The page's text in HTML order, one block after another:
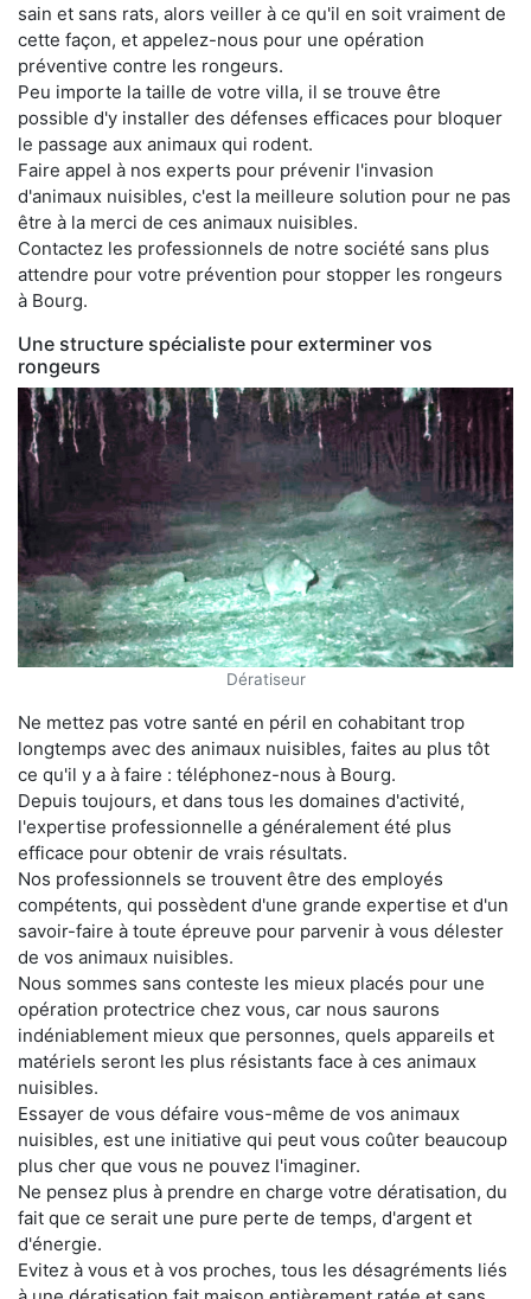
sain et sans rats, alors veiller à ce qu'il en soit vraiment de
cette façon, et appelez-nous pour une opération
préventive contre les rongeurs.
Peu importe la taille de votre villa, il se trouve être
possible d'y installer des défenses efficaces pour bloquer
le passage aux animaux qui rodent.
Faire appel à nos experts pour prévenir l'invasion
d'animaux nuisibles, c'est la meilleure solution pour ne pas
être à la merci de ces animaux nuisibles.
Contactez les professionnels de notre société sans plus
attendre pour votre prévention pour stopper les rongeurs
à Bourg.
Une structure spécialiste pour exterminer vos
rongeurs
Dératiseur
Ne mettez pas votre santé en péril en cohabitant trop
longtemps avec des animaux nuisibles, faites au plus tôt
ce qu'il y a à faire : téléphonez-nous à Bourg.
Depuis toujours, et dans tous les domaines d'activité,
l'expertise professionnelle a généralement été plus
efficace pour obtenir de vrais résultats.
Nos professionnels se trouvent être des employés
compétents, qui possèdent d'une grande expertise et d'un
savoir-faire à toute épreuve pour parvenir à vous délester
de vos animaux nuisibles.
Nous sommes sans conteste les mieux placés pour une
opération protectrice chez vous, car nous saurons
indéniablement mieux que personnes, quels appareils et
matériels seront les plus résistants face à ces animaux
nuisibles.
Essayer de vous défaire vous-même de vos animaux
nuisibles, est une initiative qui peut vous coûter beaucoup
plus cher que vous ne pouvez l'imaginer.
Ne pensez plus à prendre en charge votre dératisation, du
fait que ce serait une pure perte de temps, d'argent et
d'énergie.
Evitez à vous et à vos proches, tous les désagréments liés